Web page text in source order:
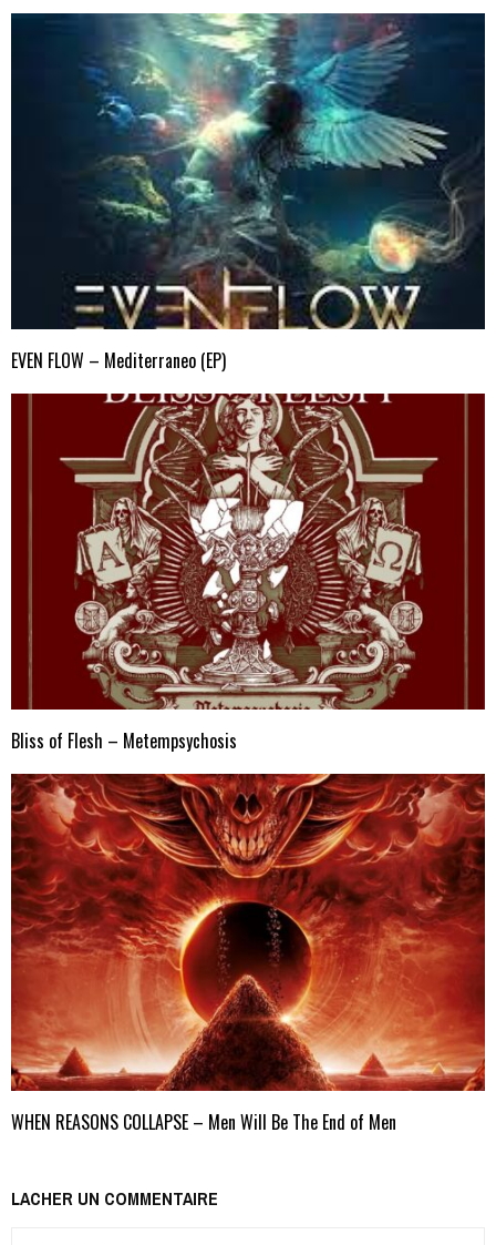
EVEN FLOW – Mediterraneo (EP)
Bliss of Flesh – Metempsychosis
WHEN REASONS COLLAPSE – Men Will Be The End of Men
LACHER UN COMMENTAIRE